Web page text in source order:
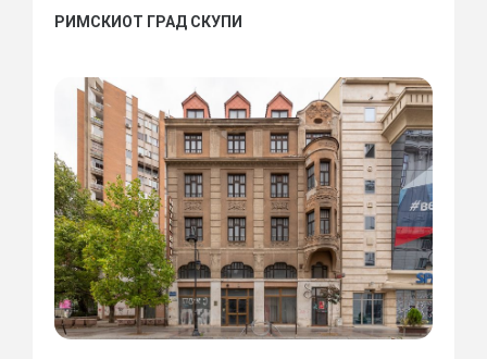
РИМСКИОТ ГРАД СКУПИ